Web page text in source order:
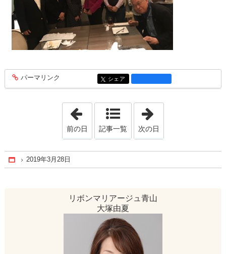
entry1321
パーマリンク entry1321
シェア
「2019年3月27日」
前の日 記事一覧 次の日
Home
2019年3月28日
リボンマリアージュ青山
大塚由夏